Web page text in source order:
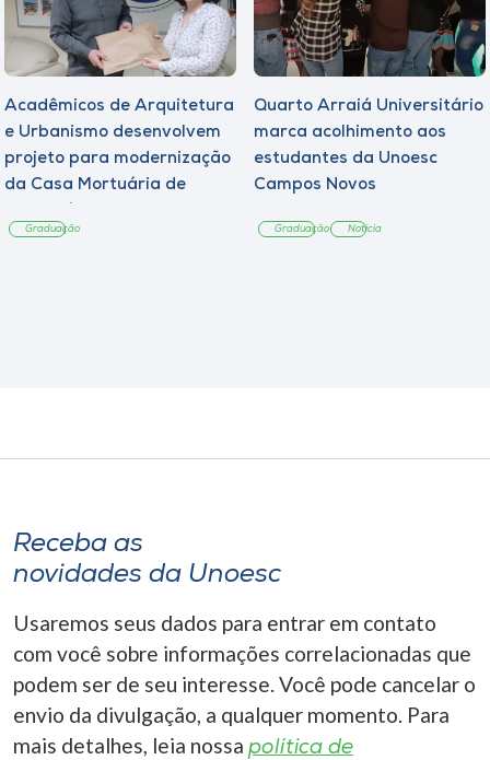
Acadêmicos de Arquitetura
e Urbanismo desenvolvem
projeto para modernização
da Casa Mortuária de
Graduação
Quarto Arraiá Universitário
marca acolhimento aos
estudantes da Unoesc
Campos Novos
Graduação Notícia
Receba as
novidades da Unoesc
Usaremos seus dados para entrar em contato
com você sobre informações correlacionadas que
podem ser de seu interesse. Você pode cancelar o
envio da divulgação, a qualquer momento. Para
mais detalhes, leia nossa política de